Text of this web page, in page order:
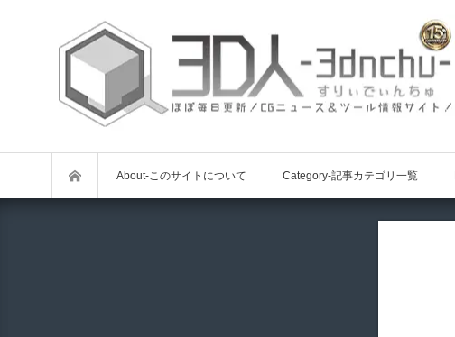
About-このサイトについて Category-記事カテゴリ一覧